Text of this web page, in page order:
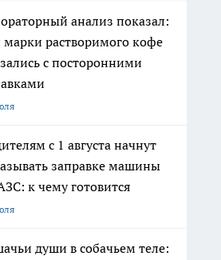
анализ показал:
марки растворимого кофе
с посторонними
с 1 августа начнут
заправке машины
к чему готовится
души в собачьем теле: